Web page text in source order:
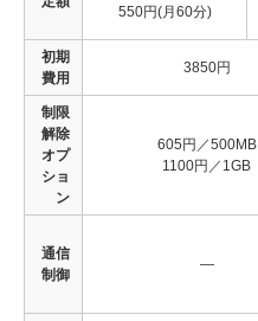
550円(月60分)
初期
費用
3850円
制限
解除
オプ
ショ
ン
605円／500MB
1100円／1GB
通信
制御
―